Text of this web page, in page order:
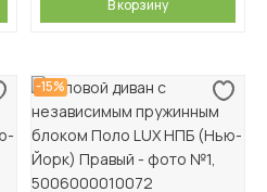
В корзину
-15%